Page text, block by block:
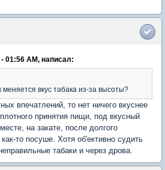
01:56 AM, написал:
меняется вкус табака из-за высоты?
впечатлений, то нет ничего вкуснее
принятия пищи, под вкусный
на закате, после долгого
то посуше. Хотя об'ективно судить
табаки и через дрова.